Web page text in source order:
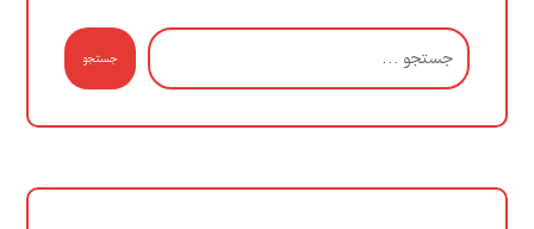
جستجو